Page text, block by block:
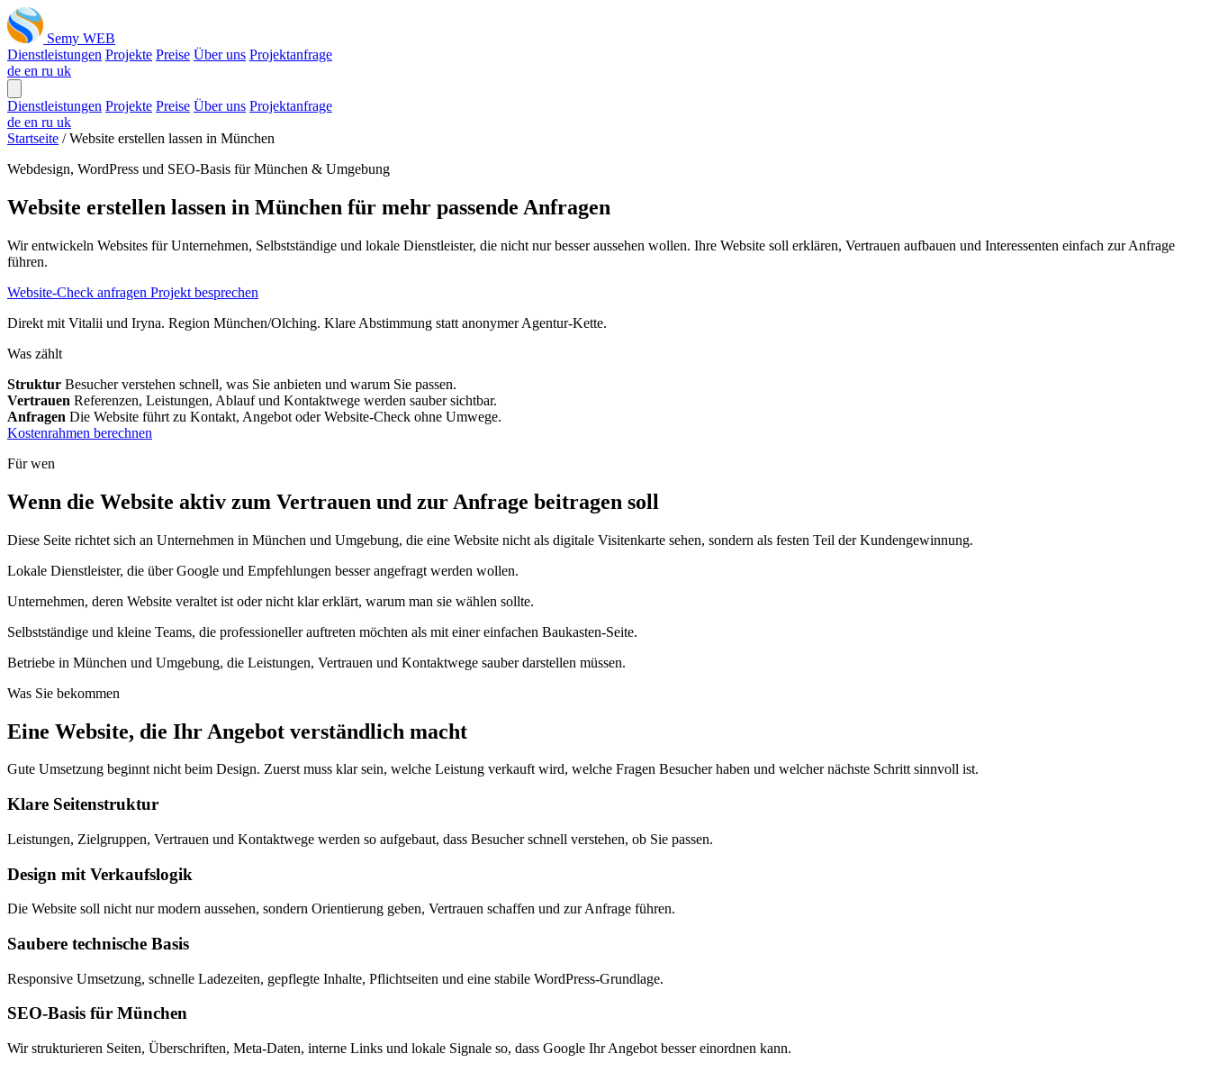
Semy WEB
Dienstleistungen Projekte Preise Über uns Projektanfrage
de en ru uk
Dienstleistungen Projekte Preise Über uns Projektanfrage
de en ru uk
Startseite / Website erstellen lassen in München
Webdesign, WordPress und SEO-Basis für München & Umgebung
Website erstellen lassen in München für mehr passende Anfragen
Wir entwickeln Websites für Unternehmen, Selbstständige und lokale Dienstleister, die nicht nur besser aussehen wollen. Ihre Website soll erklären, Vertrauen aufbauen und Interessenten einfach zur Anfrage
führen.
Website-Check anfragen Projekt besprechen
Direkt mit Vitalii und Iryna. Region München/Olching. Klare Abstimmung statt anonymer Agentur-Kette.
Was zählt
Struktur Besucher verstehen schnell, was Sie anbieten und warum Sie passen.
Vertrauen Referenzen, Leistungen, Ablauf und Kontaktwege werden sauber sichtbar.
Anfragen Die Website führt zu Kontakt, Angebot oder Website-Check ohne Umwege.
Kostenrahmen berechnen
Für wen
Wenn die Website aktiv zum Vertrauen und zur Anfrage beitragen soll
Diese Seite richtet sich an Unternehmen in München und Umgebung, die eine Website nicht als digitale Visitenkarte sehen, sondern als festen Teil der Kundengewinnung.
Lokale Dienstleister, die über Google und Empfehlungen besser angefragt werden wollen.
Unternehmen, deren Website veraltet ist oder nicht klar erklärt, warum man sie wählen sollte.
Selbstständige und kleine Teams, die professioneller auftreten möchten als mit einer einfachen Baukasten-Seite.
Betriebe in München und Umgebung, die Leistungen, Vertrauen und Kontaktwege sauber darstellen müssen.
Was Sie bekommen
Eine Website, die Ihr Angebot verständlich macht
Gute Umsetzung beginnt nicht beim Design. Zuerst muss klar sein, welche Leistung verkauft wird, welche Fragen Besucher haben und welcher nächste Schritt sinnvoll ist.
Klare Seitenstruktur
Leistungen, Zielgruppen, Vertrauen und Kontaktwege werden so aufgebaut, dass Besucher schnell verstehen, ob Sie passen.
Design mit Verkaufslogik
Die Website soll nicht nur modern aussehen, sondern Orientierung geben, Vertrauen schaffen und zur Anfrage führen.
Saubere technische Basis
Responsive Umsetzung, schnelle Ladezeiten, gepflegte Inhalte, Pflichtseiten und eine stabile WordPress-Grundlage.
SEO-Basis für München
Wir strukturieren Seiten, Überschriften, Meta-Daten, interne Links und lokale Signale so, dass Google Ihr Angebot besser einordnen kann.